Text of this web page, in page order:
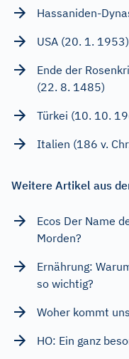
Hassaniden-
USA (20. 1. 1953)
Ende der
(22. 8. 1485)
Türkei (10. 10.
Italien (186 v.
Weitere Artikel aus
Ecos Der Name
Morden?
Ernährung:
so wichtig?
Woher kommt
HO: Ein ganz